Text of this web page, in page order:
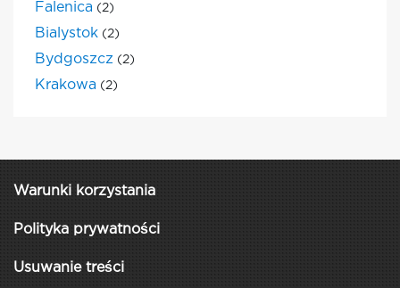
Falenica (2)
Bialystok (2)
Bydgoszcz (2)
Krakowa (2)
Warunki korzystania
Polityka prywatności
Usuwanie treści